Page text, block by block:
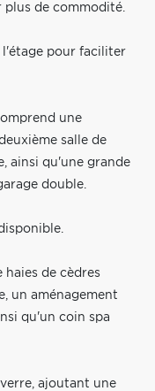
plus de commodité.
l'étage pour faciliter
une
salle de
ainsi qu'une grande
double.
haies de cèdres
un aménagement
qu'un coin spa
ajoutant une